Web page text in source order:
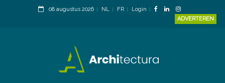
08 augustus 2026 NL FR
Login
ADVERTEREN